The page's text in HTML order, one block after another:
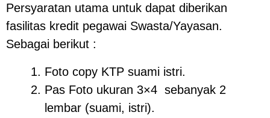
Persyaratan utama untuk dapat diberikan
fasilitas kredit pegawai Swasta/Yayasan.
Sebagai berikut :
Foto copy KTP suami istri.
Pas Foto ukuran 3×4 sebanyak 2
lembar (suami, istri).